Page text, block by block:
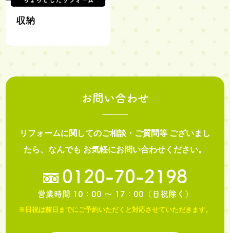
収納
お問い合わせ
リフォームに関してのご相談・ご質問等 ございまし
たら、なんでも お気軽にお問い合わせください。
0120-70-2198
営業時間 10：00 ～ 17：00（日祝除く）
※日祝は前日までにご予約いただくと対応させていただきます。